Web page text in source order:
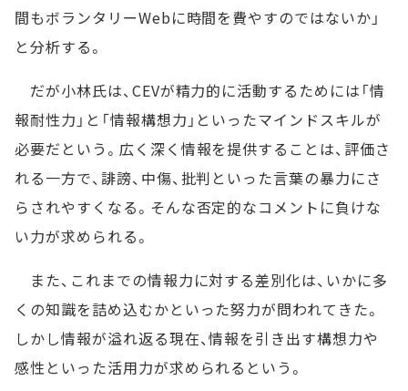
間もボランタリーWebに時間を費やすのではないか」
と分析する。
だが小林氏は、CEVが精力的に活動するためには「情
報耐性力」と「情報構想力」といったマインドスキルが
必要だという。広く深く情報を提供することは、評価さ
れる一方で、誹謗、中傷、批判といった言葉の暴力にさ
らされやすくなる。そんな否定的なコメントに負けな
い力が求められる。
また、これまでの情報力に対する差別化は、いかに多
くの知識を詰め込むかといった努力が問われてきた。
しかし情報が溢れ返る現在、情報を引き出す構想力や
感性といった活用力が求められるという。